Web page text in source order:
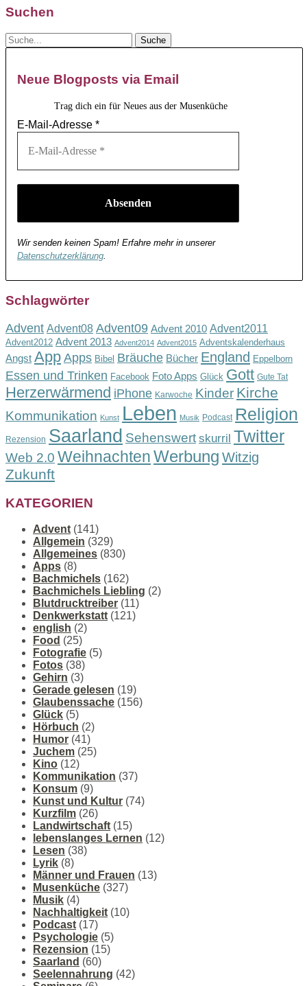
Suchen
Neue Blogposts via Email
Trag dich ein für Neues aus der Musenküche
E-Mail-Adresse *
Wir senden keinen Spam! Erfahre mehr in unserer
Datenschutzerklärung
Schlagwörter
Advent Advent08 Advent09 Advent 2010 Advent2011
Advent2012 Advent 2013 Advent2014 Advent2015 Adventskalenderhaus
Angst App Apps Bibel Bräuche Bücher England Eppelborn
Essen und Trinken Facebook Foto Apps Glück Gott Gute Tat
Herzerwärmend iPhone Karwoche Kinder Kirche
Kommunikation Kunst Leben Musik Podcast Religion
Rezension Saarland Sehenswert skurril Twitter
Web 2.0 WeihnachtenWerbung Witzig
Zukunft
KATEGORIEN
Advent (141)
Allgemein (329)
Allgemeines (830)
Apps (8)
Bachmichels (162)
Bachmichels Liebling (2)
Blutdrucktreiber (11)
Denkwerkstatt (121)
english (2)
Food (25)
Fotografie (5)
Fotos (38)
Gehirn (3)
Gerade gelesen (19)
Glaubenssache (156)
Glück (5)
Hörbuch (2)
Humor (41)
Juchem (25)
Kino (12)
Kommunikation (37)
Konsum (9)
Kunst und Kultur (74)
Kurzfilm (26)
Landwirtschaft (15)
lebenslanges Lernen (12)
Lesen (38)
Lyrik (8)
Männer und Frauen (13)
Musenküche (327)
Musik (4)
Nachhaltigkeit (10)
Podcast (17)
Psychologie (5)
Rezension (15)
Saarland (60)
Seelennahrung (42)